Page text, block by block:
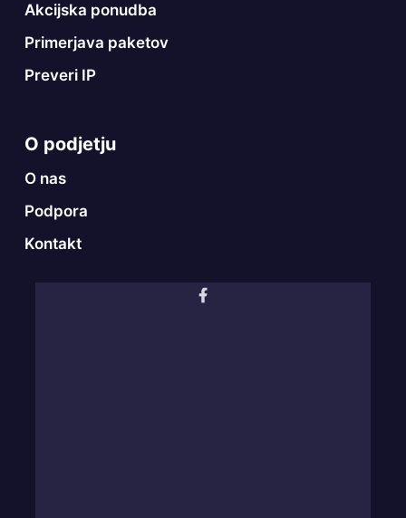
Akcijska ponudba
Primerjava paketov
Preveri IP
O podjetju
O nas
Podpora
Kontakt